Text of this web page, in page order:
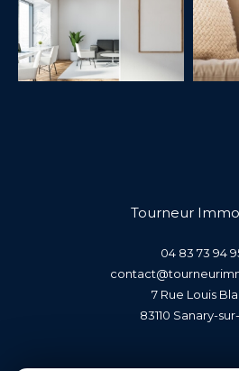
Tourneur
04 83 73 94
7 Rue Louis
83110
sanary-